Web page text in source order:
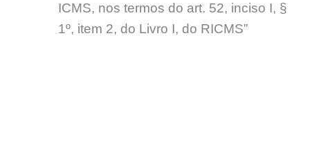
ICMS, nos termos do art. 52, inciso I, §
1º, item 2, do Livro I, do RICMS”